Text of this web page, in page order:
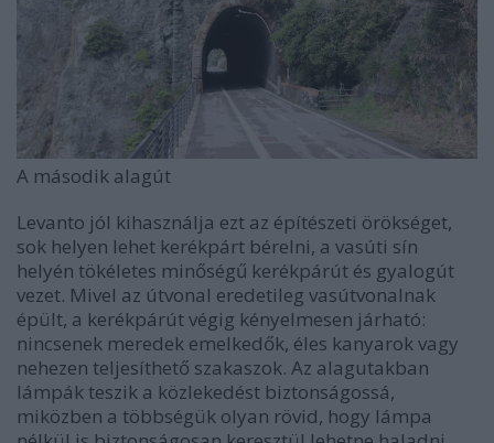
A második alagút
Levanto jól kihasználja ezt az építészeti örökséget,
sok helyen lehet kerékpárt bérelni, a vasúti sín
helyén tökéletes minőségű kerékpárút és gyalogút
vezet. Mivel az útvonal eredetileg vasútvonalnak
épült, a kerékpárút végig kényelmesen járható:
nincsenek meredek emelkedők, éles kanyarok vagy
nehezen teljesíthető szakaszok. Az alagutakban
lámpák teszik a közlekedést biztonságossá,
miközben a többségük olyan rövid, hogy lámpa